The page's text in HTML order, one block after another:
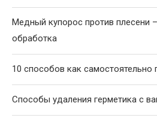
Медный купорос против плесени
обработка
10 способов как самостоятельно
Способы удаления герметика с